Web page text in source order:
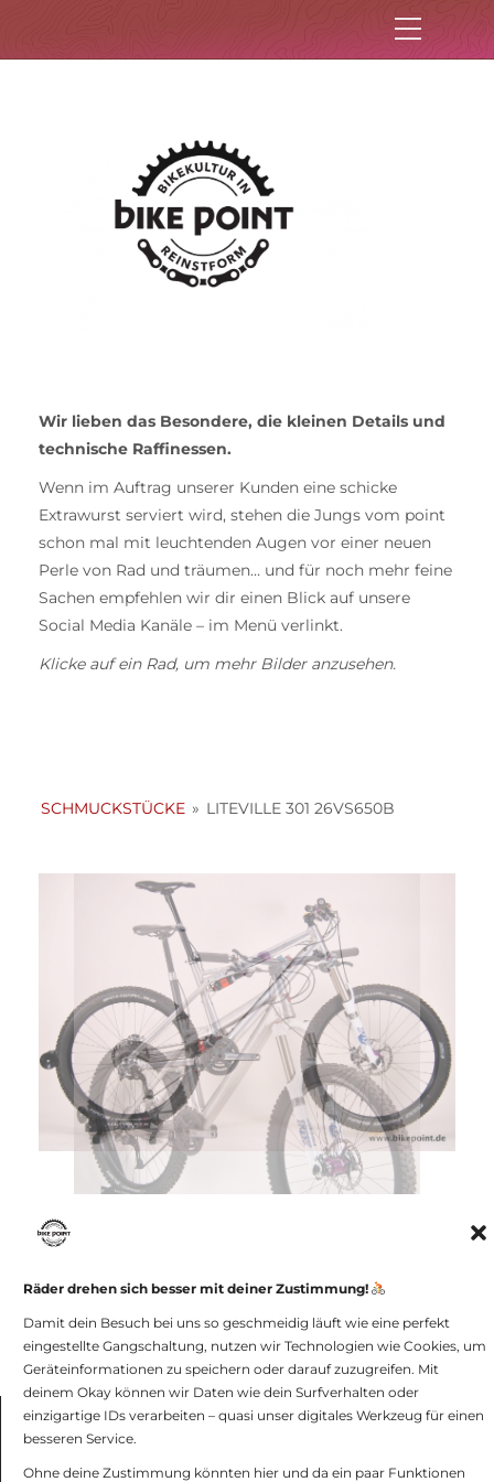
Räder drehen sich besser mit deiner Zustimmung!
Damit dein Besuch bei uns so geschmeidig läuft wie eine perfekt
eingestellte Gangschaltung, nutzen wir Technologien wie Cookies, um
Geräteinformationen zu speichern oder darauf zuzugreifen. Mit
deinem Okay können wir Daten wie dein Surfverhalten oder
einzigartige IDs verarbeiten – quasi unser digitales Werkzeug für einen
besseren Service.
Ohne deine Zustimmung könnten hier und da ein paar Funktionen
Wir lieben das Besondere, die kleinen Details und
technische Raffinessen.
Wenn im Auftrag unserer Kunden eine schicke
Extrawurst serviert wird, stehen die Jungs vom point
schon mal mit leuchtenden Augen vor einer neuen
Perle von Rad und träumen… und für noch mehr feine
Sachen empfehlen wir dir einen Blick auf unsere
Social Media Kanäle – im Menü verlinkt.
Klicke auf ein Rad, um mehr Bilder anzusehen.
SCHMUCKSTÜCKE » LITEVILLE 301 26VS650B
[ZEIGE VORSCHAUBILDER]
bike point GmbH -
Datenschutz